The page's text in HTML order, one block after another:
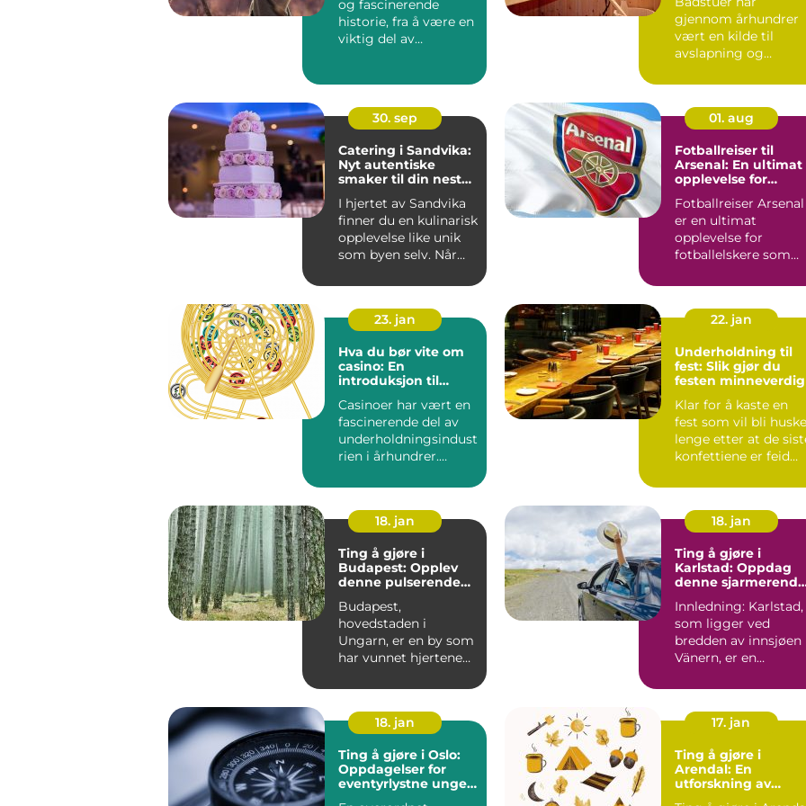
og fascinerende
historie, fra å være en
viktig del av
gjennom århundrer
vært en kilde til
avslapning og
30. sep
Catering i Sandvika:
Nyt autentiske
smaker til din neste
I hjertet av Sandvika
finner du en kulinarisk
opplevelse like unik
som byen selv. Når
01. aug
Fotballreiser til
Arsenal: En ultimat
opplevelse for
Fotballreiser Arsenal
er en ultimat
opplevelse for
fotballelskere som
23. jan
Hva du bør vite om
casino: En
introduksjon til
Casinoer har vært en
fascinerende del av
underholdningsindust
rien i århundrer.
22. jan
Underholdning til
fest: Slik gjør du
festen minneverdig
Klar for å kaste en
fest som vil bli
lenge etter at de
konfettiene er feid
18. jan
Ting å gjøre i
Budapest: Opplev
denne pulserende
Budapest,
hovedstaden i
Ungarn, er en by som
har vunnet hjertene
verden. Med ...
18. jan
Ting å gjøre i
Karlstad: Oppdag
denne sjarmerende
Innledning: Karlstad,
som ligger ved
bredden av innsjøen
Vänern, er en
by som har...
18. jan
Ting å gjøre i Oslo:
Oppdagelser for
eventyrlystne unge
17. jan
Ting å gjøre i
Arendal: En
utforskning av